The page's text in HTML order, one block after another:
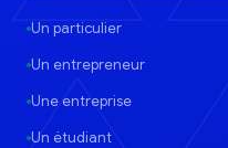
Un particulier
Un entrepreneur
Une entreprise
Un étudiant